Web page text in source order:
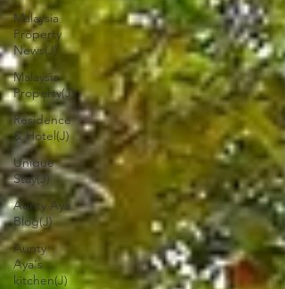
Malaysia
Property
News(J)
Malaysia
Property(J)
Residence
& Hotel(J)
Unique
Stay(J)
Aunty Aya
Blog(J)
Aunty
Aya's
kitchen(J)